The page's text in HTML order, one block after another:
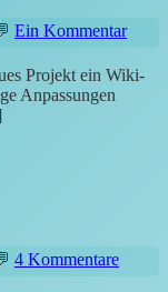
Ein Kommentar
Projekt ein Wiki-
Anpassungen
4 Kommentare